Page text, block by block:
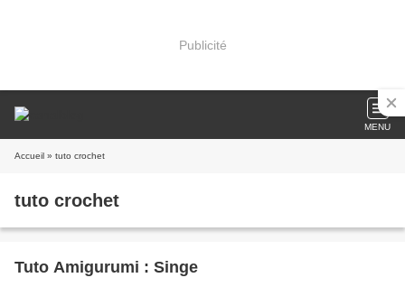
Publicité
MENU
Accueil » tuto crochet
tuto crochet
Tuto Amigurumi : Singe